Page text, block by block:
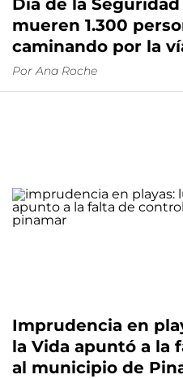
Día de la
mueren 1.300
caminando por la
Por Ana Roche
Imprudencia en
la Vida apuntó a la
al municipio de